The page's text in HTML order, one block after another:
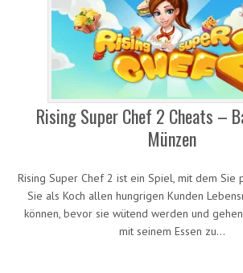
Rising Super Chef 2 Cheats –
Münzen
Rising Super Chef 2 ist ein Spiel, mit dem Sie
Sie als Koch allen hungrigen Kunden
können, bevor sie wütend werden und
mit seinem Essen zu…